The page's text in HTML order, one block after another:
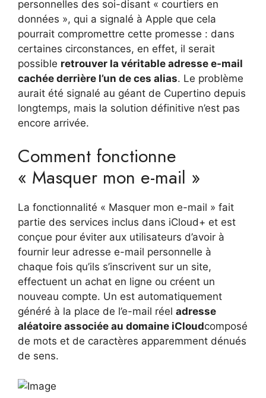
personnelles des soi-disant « courtiers en
données », qui a signalé à Apple que cela
pourrait compromettre cette promesse : dans
certaines circonstances, en effet, il serait
possible retrouver la véritable adresse e-mail
cachée derrière l’un de ces alias. Le problème
aurait été signalé au géant de Cupertino depuis
longtemps, mais la solution définitive n’est pas
encore arrivée.
Comment fonctionne
« Masquer mon e-mail »
La fonctionnalité « Masquer mon e-mail » fait
partie des services inclus dans iCloud+ et est
conçue pour éviter aux utilisateurs d’avoir à
fournir leur adresse e-mail personnelle à
chaque fois qu’ils s’inscrivent sur un site,
effectuent un achat en ligne ou créent un
nouveau compte. Un est automatiquement
généré à la place de l’e-mail réel adresse
aléatoire associée au domaine iCloudcomposé
de mots et de caractères apparemment dénués
de sens.